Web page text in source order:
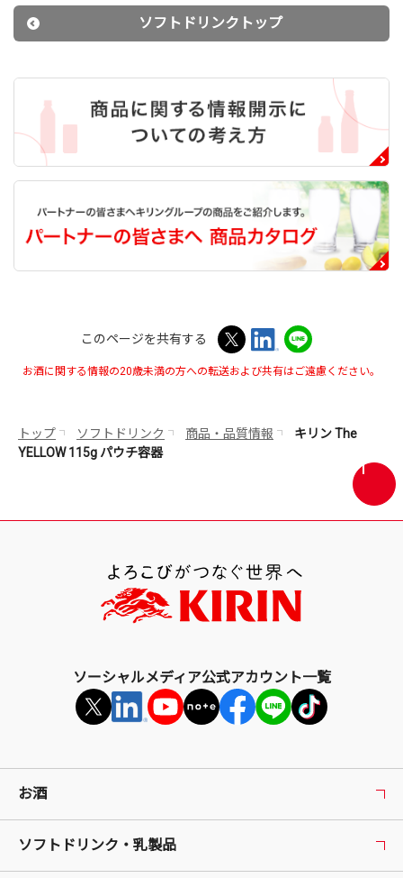
ソフトドリンクトップ
このページを共有する
お酒に関する情報の20歳未満の方への転送および共有はご遠慮ください。
トップ ソフトドリンク 商品・品質情報
キリン The
YELLOW 115g パウチ容器
画
面
ソーシャルメディア公式アカウント一覧
お酒
ソフトドリンク・乳製品